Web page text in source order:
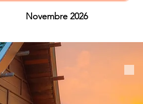
Novembre 2026